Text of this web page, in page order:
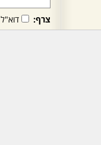
צרף: דוא"ל